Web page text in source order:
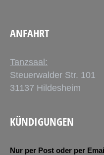
ANFAHRT
Tanzsaal:
Steuerwalder Str. 101
31137 Hildesheim
KÜNDIGUNGEN
Nur per Post oder per